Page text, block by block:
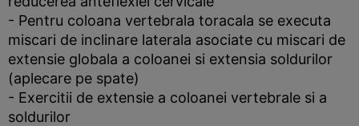
- Pentru coloana vertebrala toracala se executa
miscari de inclinare laterala asociate cu miscari de
extensie globala a coloanei si extensia soldurilor
(aplecare pe spate)
- Exercitii de extensie a coloanei vertebrale si a
soldurilor